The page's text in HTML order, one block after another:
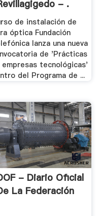
- .
de instalación de
óptica Fundación
lanza una nueva
de 'Prácticas
empresas tecnológicas'
del Programa de ...
- Diario Oficial
La Federación